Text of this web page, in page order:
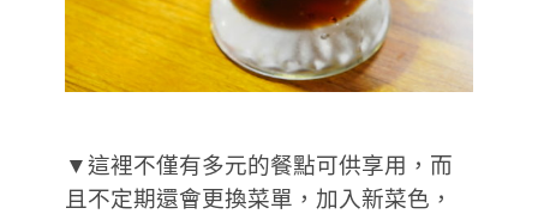
▼這裡不僅有多元的餐點可供享用，而
且不定期還會更換菜單，加入新菜色，